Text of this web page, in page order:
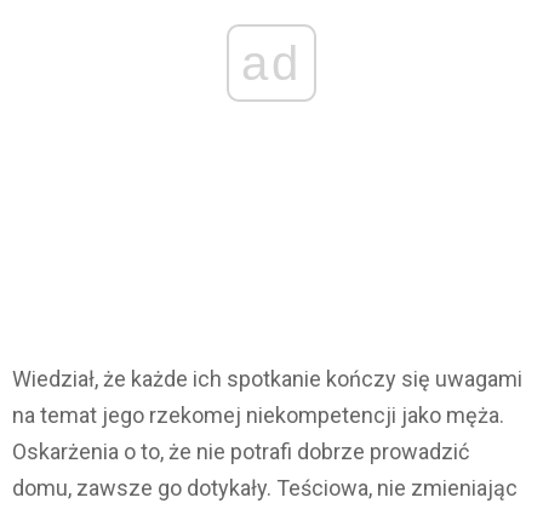
ad
Wiedział, że każde ich spotkanie kończy się uwagami
na temat jego rzekomej niekompetencji jako męża.
Oskarżenia o to, że nie potrafi dobrze prowadzić
domu, zawsze go dotykały. Teściowa, nie zmieniając